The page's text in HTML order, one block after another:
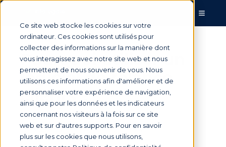
Ce site web stocke les cookies sur votre
ordinateur. Ces cookies sont utilisés pour
collecter des informations sur la manière dont
vous interagissez avec notre site web et nous
permettent de nous souvenir de vous. Nous
utilisons ces informations afin d'améliorer et de
personnaliser votre expérience de navigation,
ainsi que pour les données et les indicateurs
concernant nos visiteurs à la fois sur ce site
web et sur d'autres supports. Pour en savoir
plus sur les cookies que nous utilisons,
Pourquoi utiliser un
logiciel de relance
clients ?
ParMarie Saunierle 17 août 2023, 17:45:00